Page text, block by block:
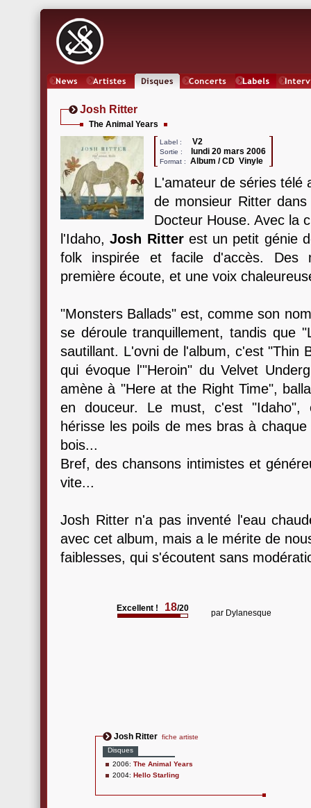
Josh Ritter
The Animal Years
Label : V2
Sortie : lundi 20 mars 2006
Format : Album / CD Vinyle
L'amateur de séries télé
de monsieur Ritter
Docteur House. Avec la
l'Idaho,Josh Ritterest un petit génie
folk inspirée et facile d'accès. Des
première écoute, et une voix
"Monsters Ballads" est, comme son
se déroule tranquillement, tandis que
sautillant. L'ovni de l'album, c'est "Thin
qui évoque l'"Heroin" du Velvet
amène à "Here at the Right Time",
en douceur. Le must, c'est "Idaho",
hérisse les poils de mes bras à
bois...
Bref, des chansons intimistes et
vite...
Josh Ritter n'a pas inventé l'eau
avec cet album, mais a le mérite de
faiblesses, qui s'écoutent sans
Excellent ! 18/20 par Dylanesque
Josh Ritter fiche artiste
Disques
2006: The Animal Years
2004: Hello Starling